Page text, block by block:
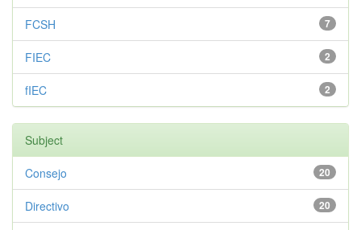
7
FCSH
2
FIEC
2
fIEC
Subject
20
Consejo
20
Directivo